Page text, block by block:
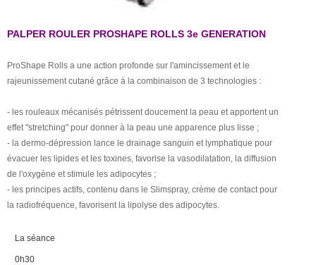
PALPER ROULER PROSHAPE ROLLS 3e GENERATION
​ProShape Rolls a une action profonde sur l'amincissement et le
rajeunissement cutané grâce à la combinaison de 3 technologies :
- les rouleaux mécanisés pétrissent doucement la peau et apportent un
effet "stretching" pour donner à la peau une apparence plus lisse ;
- la dermo-dépression lance le drainage sanguin et lymphatique pour
évacuer les lipides et les toxines, favorise la vasodilatation, la diffusion
de l'oxygène et stimule les adipocytes ;
- les principes actifs, contenu dans le Slimspray, crème de contact pour
la radiofréquence, favorisent la lipolyse des adipocytes.
La séance
0h30